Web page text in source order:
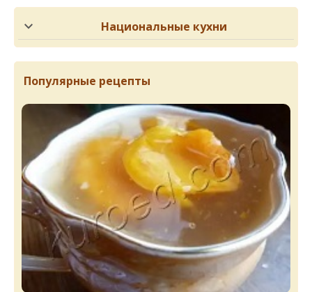
Национальные кухни
Популярные рецепты